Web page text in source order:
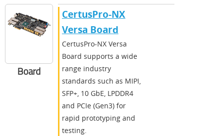
Board
CertusPro-NX
Versa Board
CertusPro-NX Versa
Board supports a wide
range industry
standards such as MIPI,
SFP+, 10 GbE, LPDDR4
and PCIe (Gen3) for
rapid prototyping and
testing.